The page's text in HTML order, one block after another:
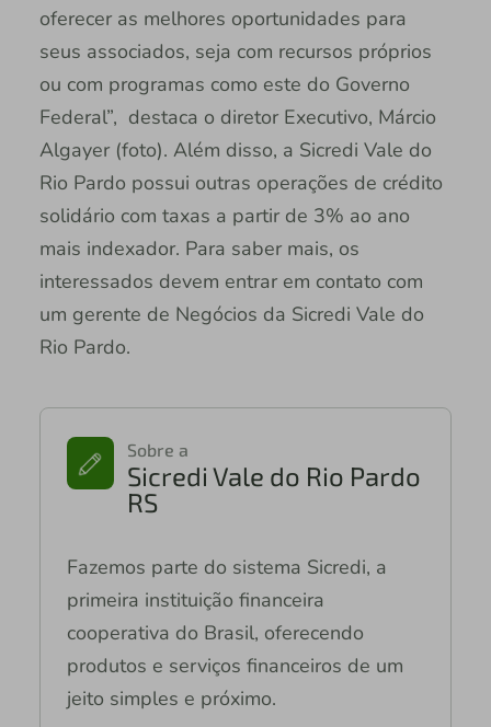
oferecer as melhores oportunidades para
seus associados, seja com recursos próprios
ou com programas como este do Governo
Federal”, destaca o diretor Executivo, Márcio
Algayer (foto). Além disso, a Sicredi Vale do
Rio Pardo possui outras operações de crédito
solidário com taxas a partir de 3% ao ano
mais indexador. Para saber mais, os
interessados devem entrar em contato com
um gerente de Negócios da Sicredi Vale do
Rio Pardo.
Sobre a
Sicredi Vale do Rio Pardo
RS
Fazemos parte do sistema Sicredi, a
primeira instituição financeira
cooperativa do Brasil, oferecendo
produtos e serviços financeiros de um
jeito simples e próximo.